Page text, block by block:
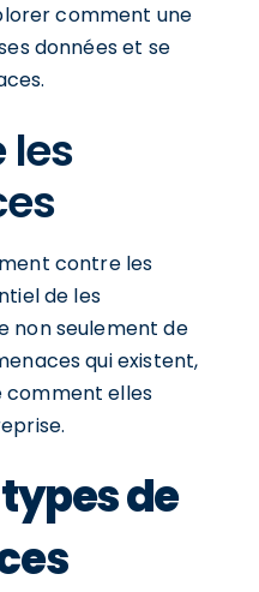
comment une
données et se
les
contre les
de les
non seulement de
qui existent,
comment elles
de